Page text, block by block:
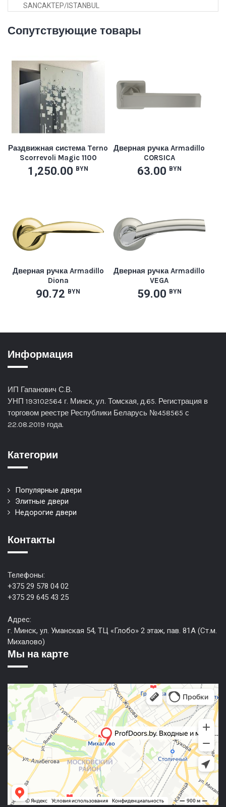
SANCAKTEP/ISTANBUL
Сопутствующие товары
Раздвижная система Terno
Scorrevoli Magic 1100
1,250.00 BYN
Дверная ручка Armadillo
CORSICA
63.00 BYN
Дверная ручка Armadillo
Diona
90.72 BYN
Дверная ручка Armadillo
VEGA
59.00 BYN
Информация
ИП Гапанович С.В.
УНП 193102564 г. Минск, ул. Томская, д.65. Регистрация в
торговом реестре Республики Беларусь №458565 с
22.08.2019 года.
Категории
Популярные двери
Элитные двери
Недорогие двери
Контакты
Телефоны:
+375 29 578 04 02
+375 29 645 43 25
Адрес:
г. Минск, ул. Уманская 54, ТЦ «Глобо» 2 этаж, пав. 81А (Ст.м.
Михалово)
Мы на карте